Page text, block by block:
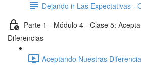
Dejando ir Las Expectativas -
Parte 1 - Módulo 4 - Clase 5:
Diferencias
Aceptando Nuestras